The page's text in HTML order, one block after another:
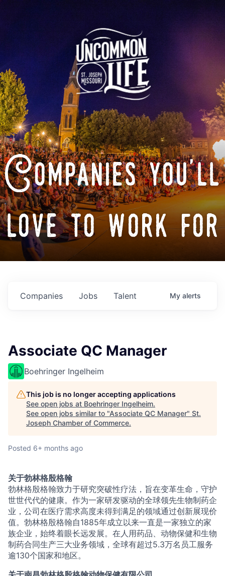
Companies you'll
love to work for
Jobs
Companies Talent My alerts
Associate QC Manager
Boehringer Ingelheim
This job is no longer accepting applications
See open jobs at Boehringer Ingelheim.
See open jobs similar to "Associate QC Manager" St.
Joseph Chamber of Commerce.
Posted 6+ months ago
关于勃林格殷格翰
勃林格殷格翰致力于研究突破性疗法，旨在变革生命，守护
世世代代的健康。作为一家研发驱动的全球领先生物制药企
业，公司在医疗需求高度未得到满足的领域通过创新展现价
值。勃林格殷格翰自1885年成立以来一直是一家独立的家
族企业，始终着眼长远发展。在人用药品、动物保健和生物
制药合同生产三大业务领域，全球有超过5.3万名员工服务
逾130个国家和地区。